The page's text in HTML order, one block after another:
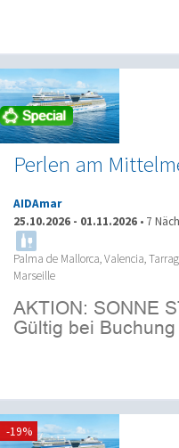
Perlen am
AIDAmar
25.10.2026 - 01.11.2026 • 7
Palma de Mallorca, Valencia,
Marseille
-19%